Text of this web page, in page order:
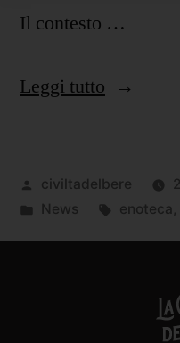
Il contesto …
Leggi tutto
civiltadelbere
News
enoteca ,